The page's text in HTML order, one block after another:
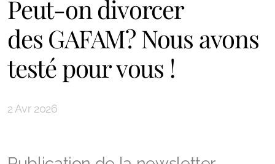
Peut-on divorcer
des GAFAM? Nous avons
testé pour vous !
2 Avr 2026